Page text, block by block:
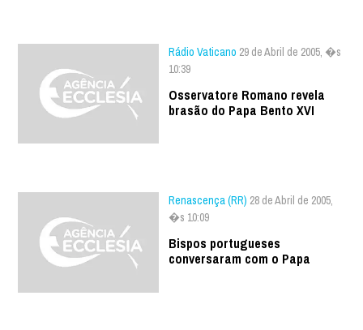
Rádio Vaticano 29 de Abril de 2005, �s
10:39
Osservatore Romano revela
brasão do Papa Bento XVI
Renascença (RR) 28 de Abril de 2005,
�s 10:09
Bispos portugueses
conversaram com o Papa